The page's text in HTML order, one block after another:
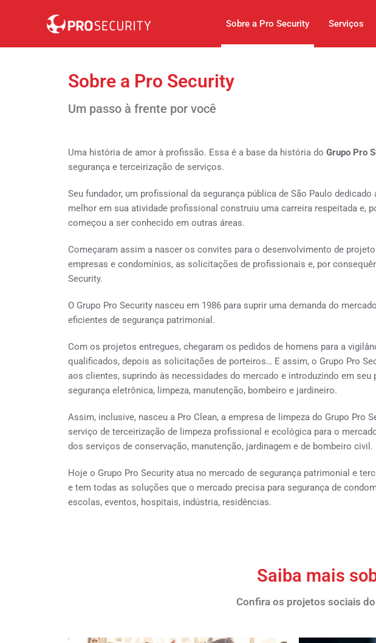
Sobre a Pro Security Serviços
Sobre a Pro Security
Um passo à frente por você
Uma história de amor à profissão. Essa é a base da história do Grupo Pro
segurança e terceirização de serviços.
Seu fundador, um profissional da segurança pública de São Paulo dedicado
melhor em sua atividade profissional construiu uma carreira respeitada e,
começou a ser conhecido em outras áreas.
Começaram assim a nascer os convites para o desenvolvimento de
empresas e condomínios, as solicitações de profissionais e, por
Security.
O Grupo Pro Security nasceu em 1986 para suprir uma demanda do
eficientes de segurança patrimonial.
Com os projetos entregues, chegaram os pedidos de homens para a
qualificados, depois as solicitações de porteiros… E assim, o Grupo Pro
aos clientes, suprindo às necessidades do mercado e introduzindo em
segurança eletrônica, limpeza, manutenção, bombeiro e jardineiro.
Assim, inclusive, nasceu a Pro Clean, a empresa de limpeza do Grupo Pro
serviço de terceirização de limpeza profissional e ecológica para o
dos serviços de conservação, manutenção, jardinagem e de bombeiro civil.
Hoje o Grupo Pro Security atua no mercado de segurança patrimonial e
e tem todas as soluções que o mercado precisa para segurança de
escolas, eventos, hospitais, indústria, residências.
Saiba mais
Confira os projetos sociais